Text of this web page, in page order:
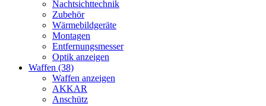
Nachtsichttechnik
Zubehör
Wärmebildgeräte
Montagen
Entfernungsmesser
Optik anzeigen
Waffen (38)
Waffen anzeigen
AKKAR
Anschütz